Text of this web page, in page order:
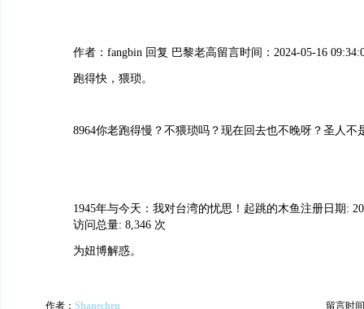
作者：fangbin 回复 巴黎老高留言时间：2024-05-16
跑得快，猥琐。
8964你老跑得慢？不猥琐吗？现在回去也不晚呀？圣人不
1945年与今天：我对台湾的忧思！起跳的木鱼注册日期:
访问总量: 8,346 次
为妞博解惑。
作者： Shanechen 留言时